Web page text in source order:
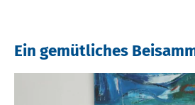
Ein gemütliches